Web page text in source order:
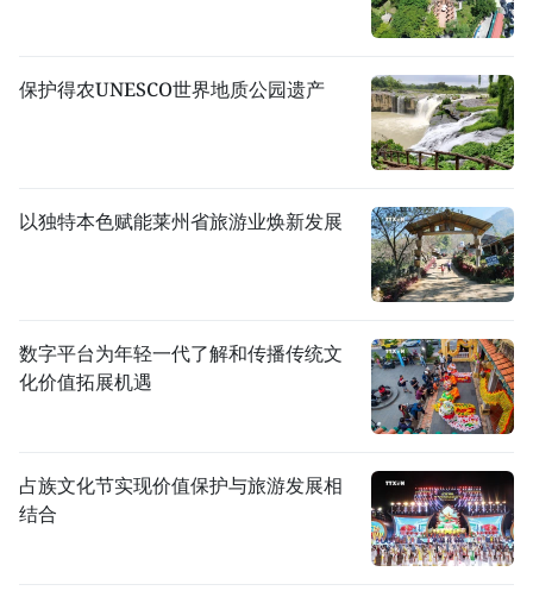
保护得农UNESCO世界地质公园遗产
以独特本色赋能莱州省旅游业焕新发展
数字平台为年轻一代了解和传播传统文
化价值拓展机遇
占族文化节实现价值保护与旅游发展相
结合